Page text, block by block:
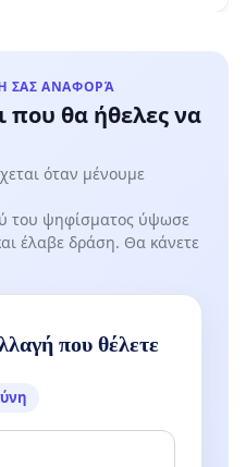
ΣΑΣ ΑΝΑΦΟΡΆ
που θα ήθελες να
όταν μένουμε
του ψηφίσματος ύψωσε
έλαβε δράση. Θα κάνετε
που θέλετε